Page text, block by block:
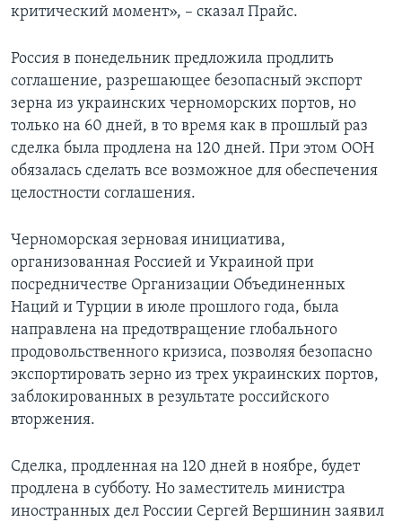
критический момент», – сказал Прайс.
Россия в понедельник предложила продлить
соглашение, разрешающее безопасный экспорт
зерна из украинских черноморских портов, но
только на 60 дней, в то время как в прошлый раз
сделка была продлена на 120 дней. При этом ООН
обязалась сделать все возможное для обеспечения
целостности соглашения.
Черноморская зерновая инициатива,
организованная Россией и Украиной при
посредничестве Организации Объединенных
Наций и Турции в июле прошлого года, была
направлена на предотвращение глобального
продовольственного кризиса, позволяя безопасно
экспортировать зерно из трех украинских портов,
заблокированных в результате российского
вторжения.
Сделка, продленная на 120 дней в ноябре, будет
продлена в субботу. Но заместитель министра
иностранных дел России Сергей Вершинин заявил